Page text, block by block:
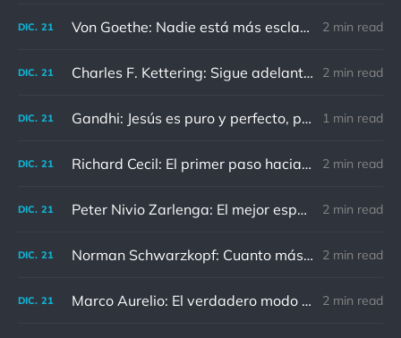
DIC. 21 Von Goethe: Nadie está más esclavizado que aquellos que falsamente creen que son libres. 2 min read
DIC. 21 Charles F. Kettering: Sigue adelante, y es probable que tropieces con algo, tal vez cuando menos lo esperes. Nunca he escuchado hablar de alguien algu 2 min read
DIC. 21 Gandhi: Jesús es puro y perfecto, pero vosotros los cristianos no sois como él. 1 min read
DIC. 21 Richard Cecil: El primer paso hacia el conocimiento es saber que somos ignorantes. 2 min read
DIC. 21 Peter Nivio Zarlenga: El mejor espejo es un viejo amigo. 2 min read
DIC. 21 Norman Schwarzkopf: Cuanto más sudes por la paz, menos sangras por la guerra. 2 min read
DIC. 21 Marco Aurelio: El verdadero modo de vengarse de un enemigo es no parecérsele. 2 min read